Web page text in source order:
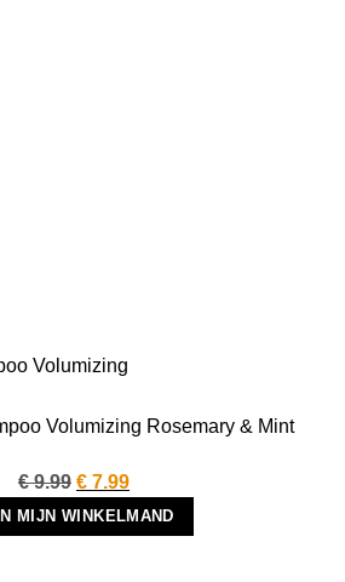
Volumizing Rosemary & Mint
€9.99 Oorspronkelijke
prijs
was:
€ 7.99Huidige
prijs
is:
MIJN WINKELMAND